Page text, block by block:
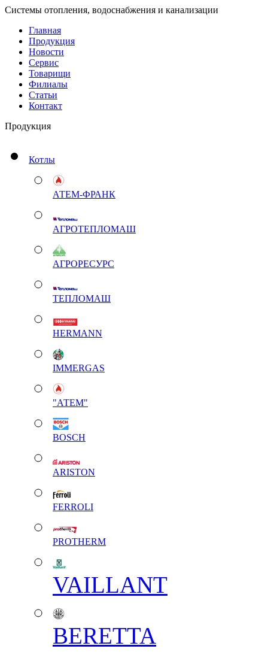
Системы отопления, водоснабжения и канализации
Главная
Продукция
Новости
Сервис
Товарищи
Филиалы
Статьи
Контакт
Продукция
Котлы
АТЕМ-ФРАНК
АГРОТЕПЛОМАШ
АГРОРЕСУРС
ТЕПЛОМАШ
HERMANN
IMMERGAS
"АТЕМ"
BOSCH
ARISTON
FERROLI
PROTHERM
VAILLANT
BERETTA